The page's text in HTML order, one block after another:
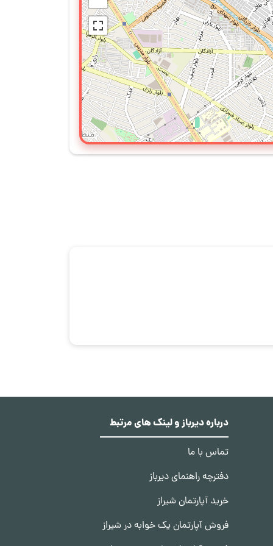
درباره دیرباز و لینک های مرتبط
تماس با ما
دفترچه راهنمای دیرباز
خرید آپارتمان شیراز
فروش آپارتمان یک خوابه در شیراز